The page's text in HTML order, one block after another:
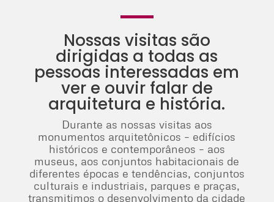
Nossas visitas são
dirigidas a todas as
pessoas interessadas em
ver e ouvir falar de
arquitetura e história.
Durante as nossas visitas aos
monumentos arquitetônicos – edifícios
históricos e contemporâneos – aos
museus, aos conjuntos habitacionais de
diferentes épocas e tendências, conjuntos
culturais e industriais, parques e praças,
transmitimos o desenvolvimento da cidade